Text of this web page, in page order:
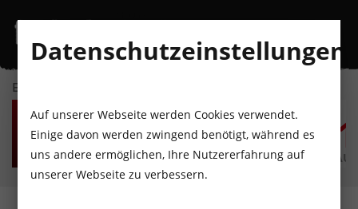
EVENTKALENDER
FR
7
AUGUST
SA
8
AUGUST
SO
9
AUGUST
MO
10
AUGUST
DI
11
AUGUST
Datenschutzeinstellungen
Auf unserer Webseite werden Cookies verwendet.
Einige davon werden zwingend benötigt, während es
uns andere ermöglichen, Ihre Nutzererfahrung auf
unserer Webseite zu verbessern.